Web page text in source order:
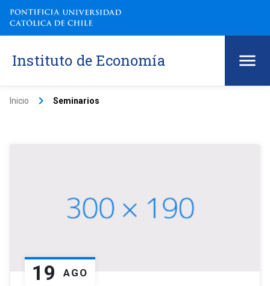
Instituto de Economía
Inicio keyboard_arrow_right Seminarios
19 AGO